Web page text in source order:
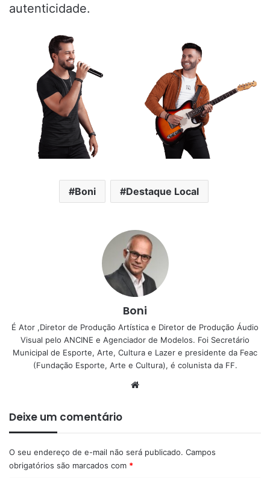
autenticidade.
Boni Destaque Local
Boni
É Ator ,Diretor de Produção Artística e Diretor de Produção Áudio
Visual pelo ANCINE e Agenciador de Modelos. Foi Secretário
Municipal de Esporte, Arte, Cultura e Lazer e presidente da Feac
(Fundação Esporte, Arte e Cultura), é colunista da FF.
Deixe um comentário
O seu endereço de e-mail não será publicado. Campos
obrigatórios são marcados com *